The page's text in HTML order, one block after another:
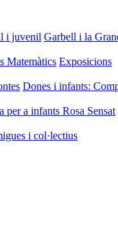
i juvenil Garbell i la
Matemàtics Exposicions
Dones i infants:
per a infants Rosa Sensat
i col·lectius